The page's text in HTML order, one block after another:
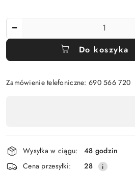
Do koszyka
Zamówienie telefoniczne: 690 566 720
płatność
i
dostawa
Wysyłka w ciągu:
48 godzin
Cena przesyłki:
28